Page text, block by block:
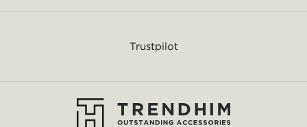
Trustpilot